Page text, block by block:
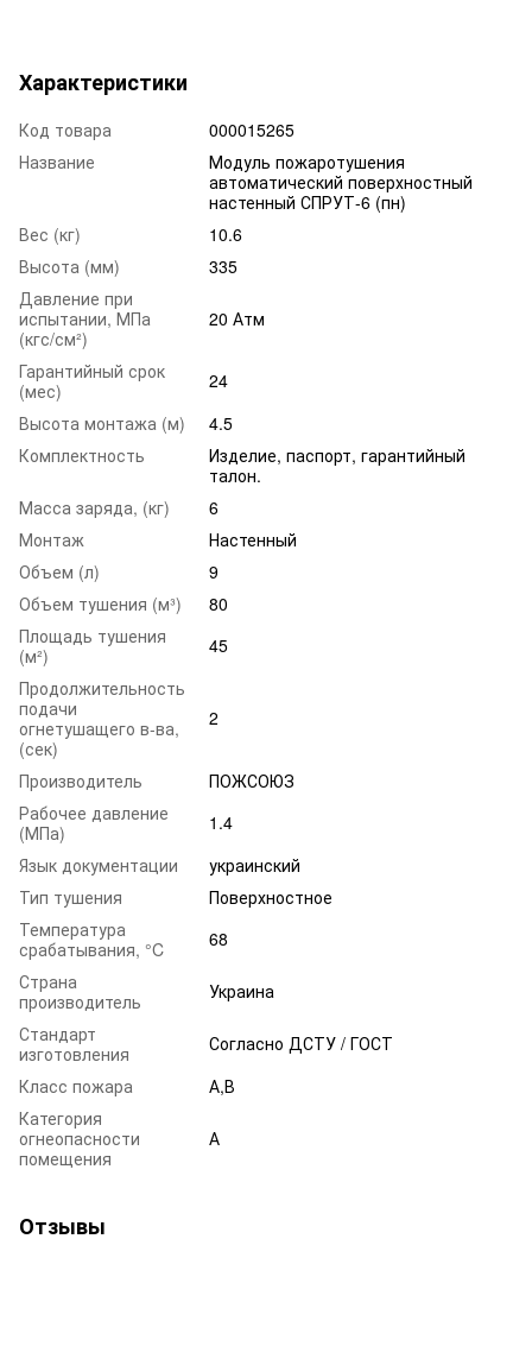
Характеристики
Код товара
000015265
Название
Модуль пожаротушения
автоматический поверхностный
настенный СПРУТ-6 (пн)
Вес (кг)
10.6
Высота (мм)
335
Давление при
испытании, МПа
(кгс/см²)
20 Атм
Гарантийный срок
(мес)
24
Высота монтажа (м)
4.5
Комплектность
Изделие, паспорт, гарантийный
талон.
Масса заряда, (кг)
6
Монтаж
Настенный
Объем (л)
9
Объем тушения (м³)
80
Площадь тушения
(м²)
45
Продолжительность
подачи
огнетушащего в-ва,
(сек)
2
Производитель
ПОЖСОЮЗ
Рабочее давление
(МПа)
1.4
Язык документации
украинский
Тип тушения
Поверхностное
Температура
срабатывания, °C
68
Страна
производитель
Украина
Стандарт
изготовления
Согласно ДСТУ / ГОСТ
Класс пожара
А,В
Категория
огнеопасности
помещения
А
Отзывы